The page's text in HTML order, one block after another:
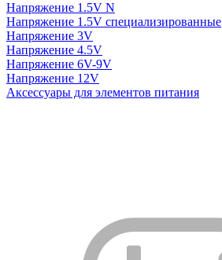
Напряжение 1.5V N
Напряжение 1.5V специализированные
Напряжение 3V
Напряжение 4.5V
Напряжение 6V-9V
Напряжение 12V
Аксессуары для элементов питания